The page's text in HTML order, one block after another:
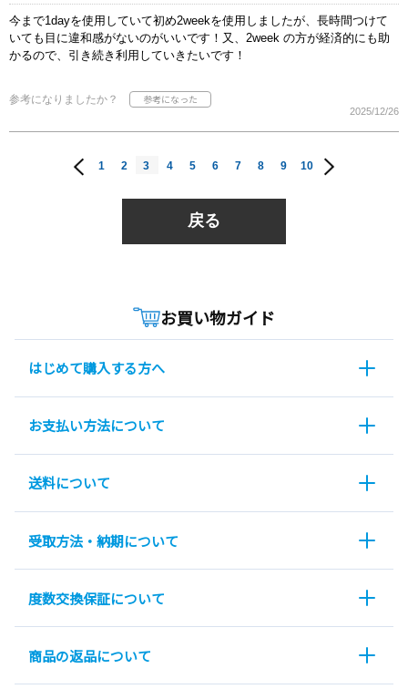
今まで1dayを使用していて初め2weekを使用しましたが、長時間つけて
いても目に違和感がないのがいいです！又、2week の方が経済的にも助
かるので、引き続き利用していきたいです！
参考になりましたか？
2025/12/26
1 2 3 4 5 6 7 8 9 10
戻る
お買い物ガイド
はじめて購入する方へ
お支払い方法について
送料について
受取方法・納期について
度数交換保証について
商品の返品について